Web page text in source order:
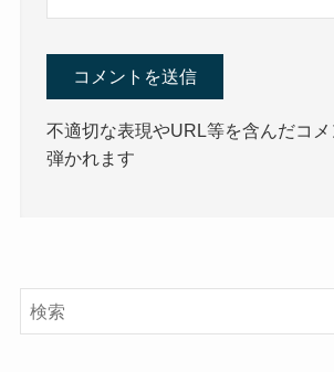
不適切な表現やURL等を含んだコ
弾かれます